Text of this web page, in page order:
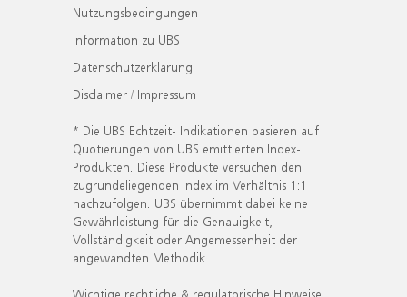
Nutzungsbedingungen
Information zu UBS
Datenschutzerklärung
Disclaimer / Impressum
* Die UBS Echtzeit- Indikationen basieren auf
Quotierungen von UBS emittierten Index-
Produkten. Diese Produkte versuchen den
zugrundeliegenden Index im Verhältnis 1:1
nachzufolgen. UBS übernimmt dabei keine
Gewährleistung für die Genauigkeit,
Vollständigkeit oder Angemessenheit der
angewandten Methodik.